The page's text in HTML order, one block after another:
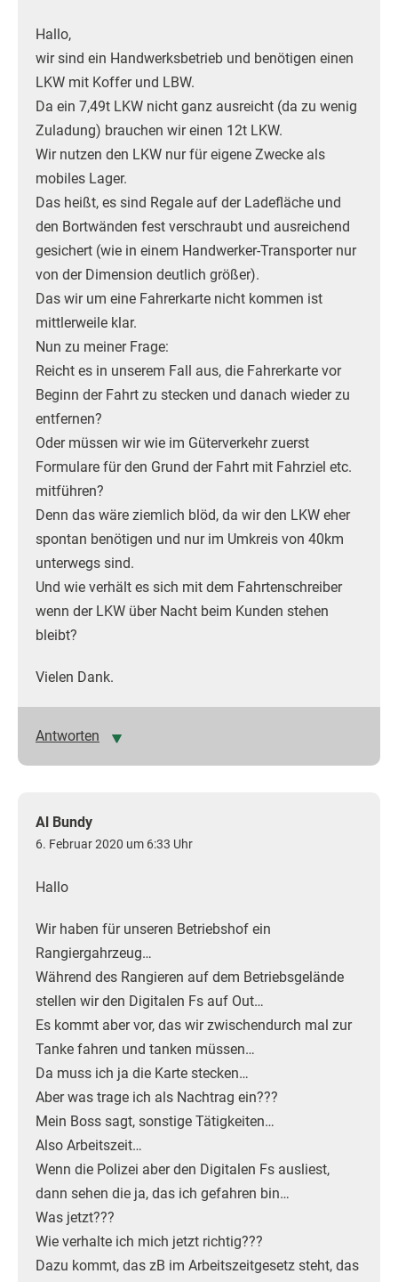
Hallo,
wir sind ein Handwerksbetrieb und benötigen einen
LKW mit Koffer und LBW.
Da ein 7,49t LKW nicht ganz ausreicht (da zu wenig
Zuladung) brauchen wir einen 12t LKW.
Wir nutzen den LKW nur für eigene Zwecke als
mobiles Lager.
Das heißt, es sind Regale auf der Ladefläche und
den Bortwänden fest verschraubt und ausreichend
gesichert (wie in einem Handwerker-Transporter nur
von der Dimension deutlich größer).
Das wir um eine Fahrerkarte nicht kommen ist
mittlerweile klar.
Nun zu meiner Frage:
Reicht es in unserem Fall aus, die Fahrerkarte vor
Beginn der Fahrt zu stecken und danach wieder zu
entfernen?
Oder müssen wir wie im Güterverkehr zuerst
Formulare für den Grund der Fahrt mit Fahrziel etc.
mitführen?
Denn das wäre ziemlich blöd, da wir den LKW eher
spontan benötigen und nur im Umkreis von 40km
unterwegs sind.
Und wie verhält es sich mit dem Fahrtenschreiber
wenn der LKW über Nacht beim Kunden stehen
bleibt?
Vielen Dank.
Antworten
Al Bundy
6. Februar 2020 um 6:33 Uhr
Hallo
Wir haben für unseren Betriebshof ein
Rangiergahrzeug…
Während des Rangieren auf dem Betriebsgelände
stellen wir den Digitalen Fs auf Out…
Es kommt aber vor, das wir zwischendurch mal zur
Tanke fahren und tanken müssen…
Da muss ich ja die Karte stecken…
Aber was trage ich als Nachtrag ein???
Mein Boss sagt, sonstige Tätigkeiten…
Also Arbeitszeit…
Wenn die Polizei aber den Digitalen Fs ausliest,
dann sehen die ja, das ich gefahren bin…
Was jetzt???
Wie verhalte ich mich jetzt richtig???
Dazu kommt, das zB im Arbeitszeitgesetz steht, das